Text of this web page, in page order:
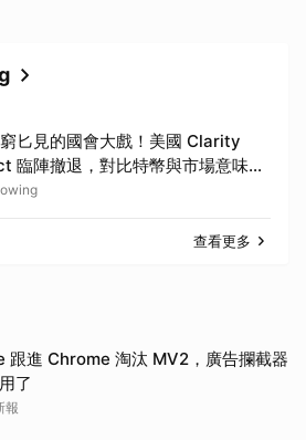
匕見的國會大戲！美國 Clarity
臨陣撤退，對比特幣與市場意味著
？
查看更多
跟進 Chrome 淘汰 MV2，廣告攔截器
了
報